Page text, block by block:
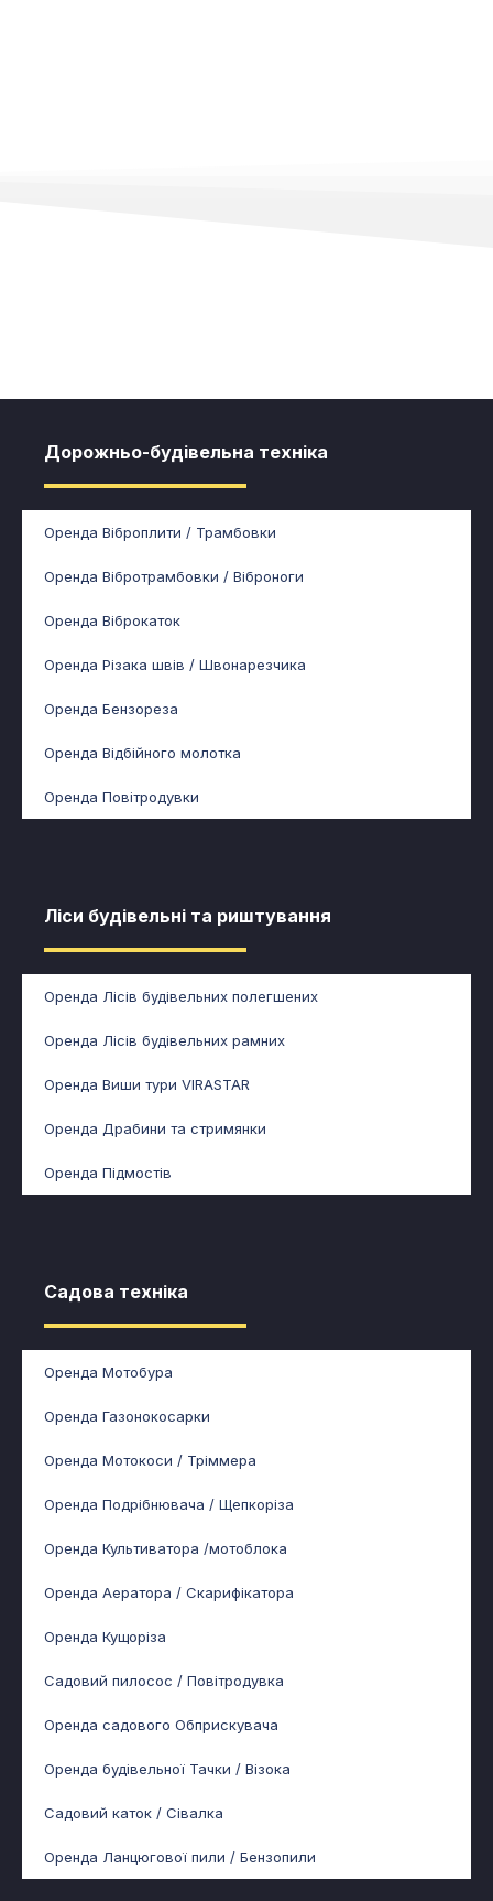
Дорожньо-будівельна техніка
Оренда Віброплити / Трамбовки
Оренда Вібротрамбовки / Віброноги
Оренда Віброкаток
Оренда Різака швів / Швонарезчика
Оренда Бензореза
Оренда Відбійного молотка
Оренда Повітродувки
Ліси будівельні та риштування​​
Оренда Лісів будівельних полегшених
Оренда Лісів будівельних рамних
Оренда Виши тури VIRASTAR
Оренда Драбини та стримянки
Оренда Підмостів
Садова техніка​
Оренда Мотобура
Оренда Газонокосарки
Оренда Мотокоси / Тріммера
Оренда Подрібнювача / Щепкоріза
Оренда Культиватора /мотоблока
Оренда Аератора / Скарифікатора
Оренда Кущоріза
Садовий пилосос / Повітродувка
Оренда садового Обприскувача
Оренда будівельної Тачки / Візока
Садовий каток / Сівалка
Оренда Ланцюгової пили / Бензопили